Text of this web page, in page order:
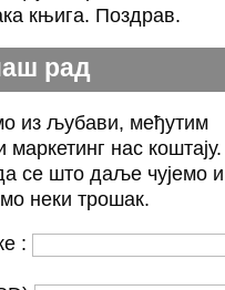
књига. Поздрав.
рад
из љубави, међутим
нас коштају.
се што даље чујемо и
неки трошак.
: